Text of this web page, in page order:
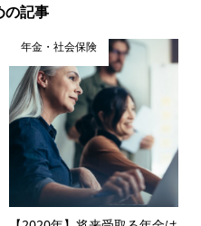
の記事
年金・社会保険